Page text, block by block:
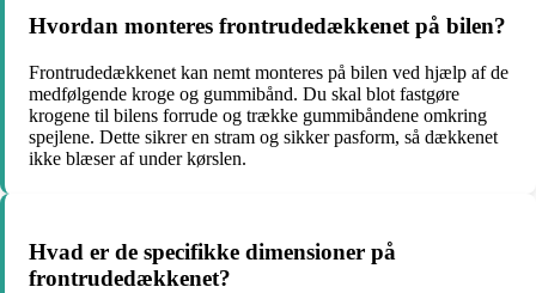
Hvordan monteres frontrudedækkenet på bilen?
Frontrudedækkenet kan nemt monteres på bilen ved hjælp af de
medfølgende kroge og gummibånd. Du skal blot fastgøre
krogene til bilens forrude og trække gummibåndene omkring
spejlene. Dette sikrer en stram og sikker pasform, så dækkenet
ikke blæser af under kørslen.
Hvad er de specifikke dimensioner på
frontrudedækkenet?